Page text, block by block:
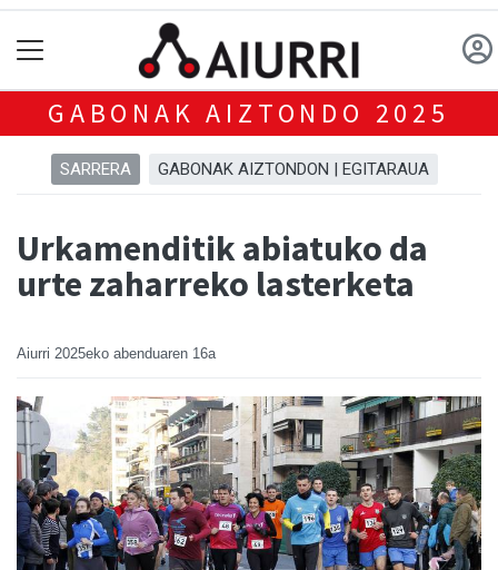
GABONAK AIZTONDO 2025
SARRERA GABONAK AIZTONDON | EGITARAUA
Urkamenditik abiatuko da
urte zaharreko lasterketa
Aiurri 2025eko abenduaren 16a